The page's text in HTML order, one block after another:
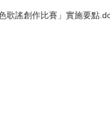
歌謠創作比賽」實施要點